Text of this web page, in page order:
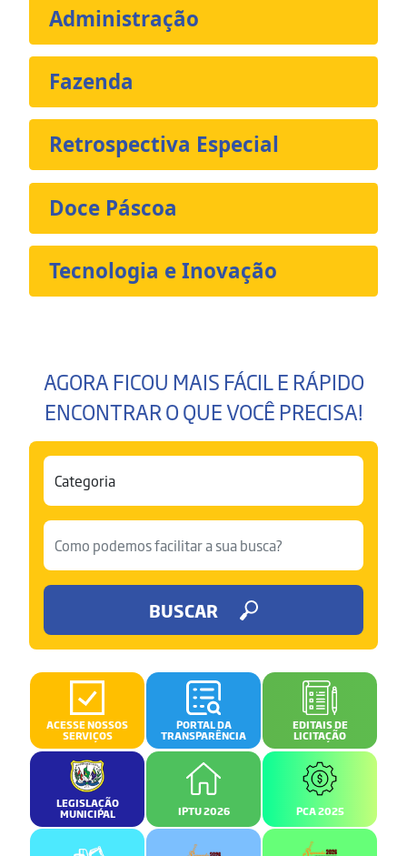
Administração
Fazenda
Retrospectiva Especial
Doce Páscoa
Tecnologia e Inovação
AGORA FICOU MAIS FÁCIL E RÁPIDO
ENCONTRAR O QUE VOCÊ PRECISA!
BUSCAR
ACESSE NOSSOS
SERVIÇOS
PORTAL DA
TRANSPARÊNCIA
EDITAIS DE
LICITAÇÃO
LEGISLAÇÃO
MUNICIPAL IPTU 2026 PCA 2025